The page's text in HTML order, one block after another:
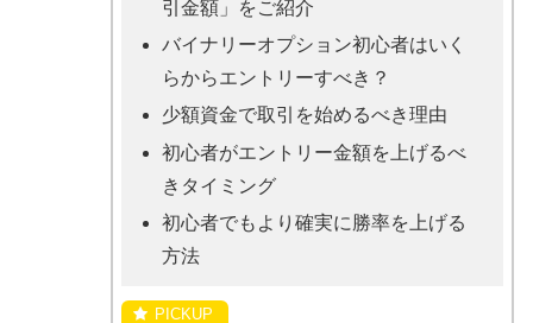
引金額」をご紹介
バイナリーオプション初心者はいく
らからエントリーすべき？
少額資金で取引を始めるべき理由
初心者がエントリー金額を上げるべ
きタイミング
初心者でもより確実に勝率を上げる
方法